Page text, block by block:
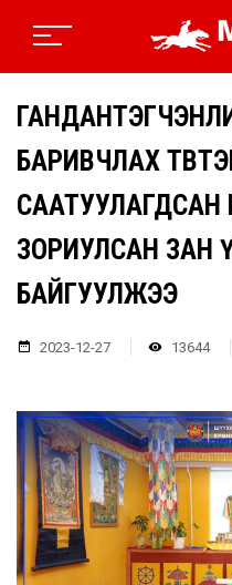
БАРИВЧЛАХ
СААТУУЛАГДСАН
ЗОРИУЛСАН ЗАН
БАЙГУУЛЖЭЭ
2023-12-27 13644